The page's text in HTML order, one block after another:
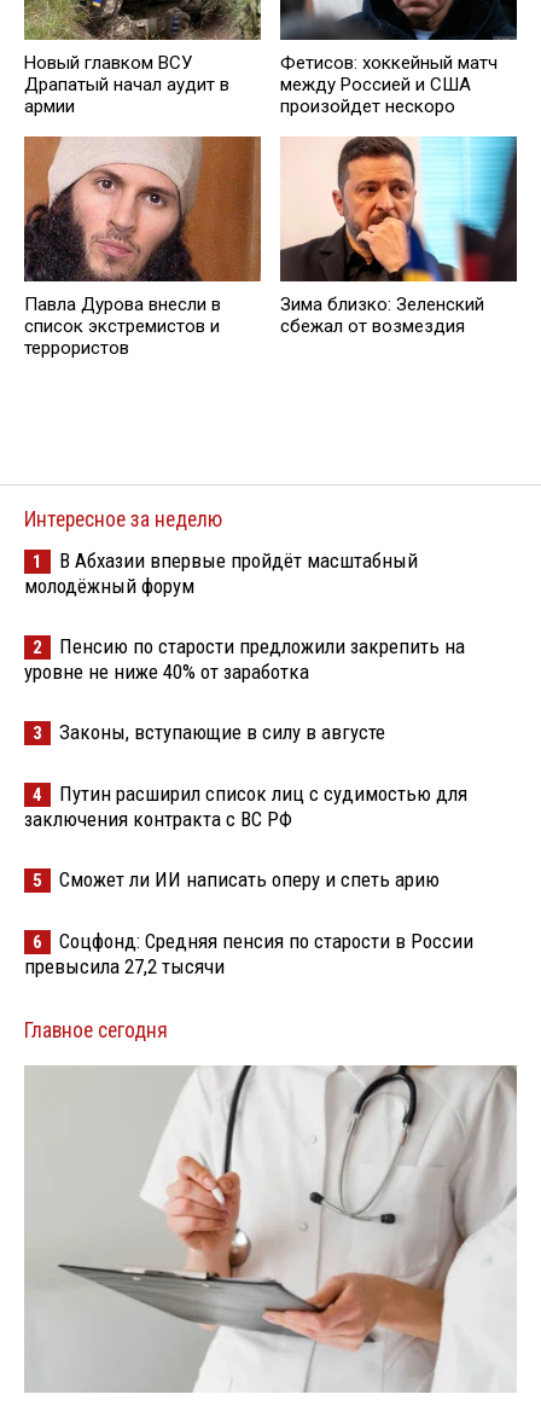
Новый главком ВСУ
Драпатый начал аудит в
армии
Фетисов: хоккейный матч
между Россией и США
произойдет нескоро
Павла Дурова внесли в
список экстремистов и
террористов
Зима близко: Зеленский
сбежал от возмездия
Интересное за неделю
1
В Абхазии впервые пройдёт масштабный
молодёжный форум
2
Пенсию по старости предложили закрепить на
уровне не ниже 40% от заработка
3 Законы, вступающие в силу в августе
4
Путин расширил список лиц с судимостью для
заключения контракта с ВС РФ
5 Сможет ли ИИ написать оперу и спеть арию
6
Соцфонд: Средняя пенсия по старости в России
превысила 27,2 тысячи
Главное сегодня